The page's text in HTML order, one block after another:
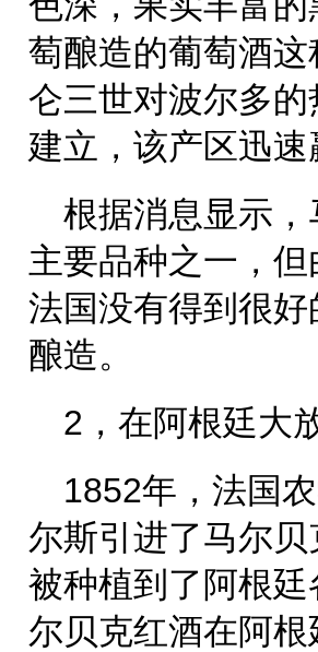
萄酿造的葡萄酒
仑三世对波尔多
建立，该产区迅
根据消息显示
主要品种之一，
法国没有得到很
酿造。
2，在阿根廷大
1852年，法国
尔斯引进了马尔
被种植到了阿根
尔贝克红酒在阿